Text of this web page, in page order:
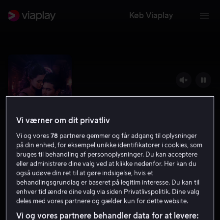
Køb Viaplay
Marked Men
5.2 Drama Romantik 2025 1 t. 29 min
11 år
UHD
Vi værner om dit privatliv
Vi og vores78 partnere gemmer og får adgang til oplysninger
på din enhed, for eksempel unikke identifikatorer i cookies, som
bruges til behandling af personoplysninger. Du kan acceptere
eller administrere dine valg ved at klikke nedenfor. Her kan du
også udøve din ret til at gøre indsigelse, hvis et
behandlingsgrundlag er baseret på legitim interesse. Du kan til
enhver tid ændre dine valg via siden Privatlivspolitik. Dine valg
deles med vores partnere og gælder kun for dette website.
Vi og vores partnere behandler data for at levere: